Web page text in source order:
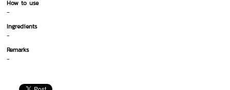
How to use
-
Ingredients
-
Remarks
-